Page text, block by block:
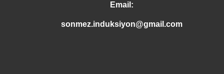
Email:
sonmez.induksiyon@gmail.com